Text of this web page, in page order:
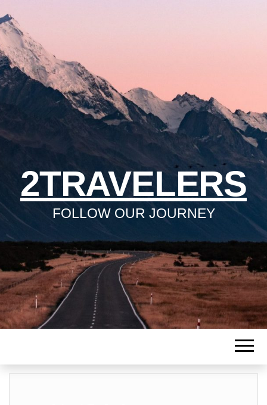
2TRAVELERS
FOLLOW OUR JOURNEY